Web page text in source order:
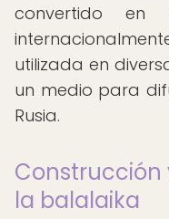
convertido en
utilizada en
un medio para
Rusia.
la balalaika